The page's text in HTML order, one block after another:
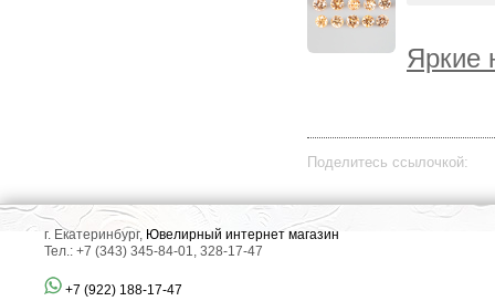
Яркие
Поделитесь ссылочкой:
г. Екатеринбург, Ювелирный интернет магазин
Тел.: +7 (343) 345-84-01, 328-17-47
+7 (922) 188-17-47